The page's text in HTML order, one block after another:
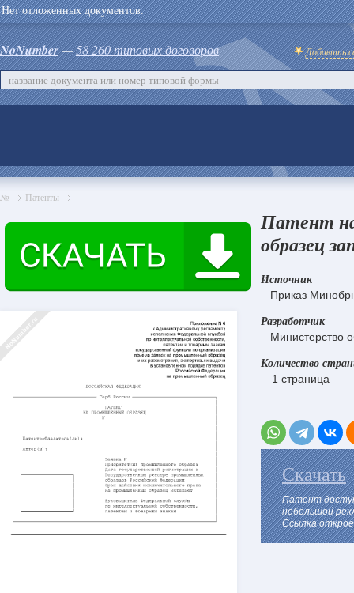
Нет отложенных документов.
NoNumber—58 260 типовых договоров Добавить
№ Патенты
Патент
образец
Источник
– Приказ
Разработчик
– Министерство
Количество
1 страница
Скачать
Патент
небольшой
Ссылка